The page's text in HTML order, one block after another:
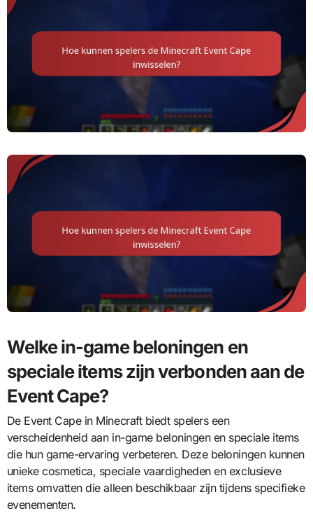
Welke in-game beloningen en
speciale items zijn verbonden aan de
Event Cape?
De Event Cape in Minecraft biedt spelers een
verscheidenheid aan in-game beloningen en speciale items
die hun game-ervaring verbeteren. Deze beloningen kunnen
unieke cosmetica, speciale vaardigheden en exclusieve
items omvatten die alleen beschikbaar zijn tijdens specifieke
evenementen.